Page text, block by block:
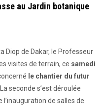
au Jardin botanique
Diop de Dakar, le Professeur
visites de terrain, ce samedi
le chantier du futur
. La seconde s’est déroulée
l’inauguration de salles de